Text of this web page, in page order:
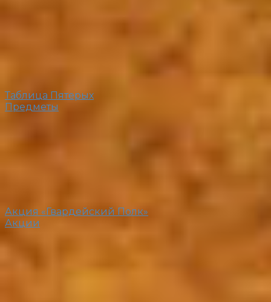
Таблица Пятерых
Предметы
Акция «Гвардейский Полк»
Акции